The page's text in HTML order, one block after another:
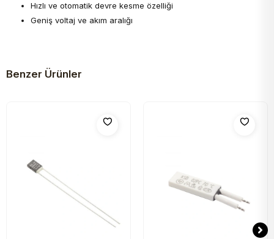
Hızlı ve otomatik devre kesme özelliği
Geniş voltaj ve akım aralığı
Benzer Ürünler